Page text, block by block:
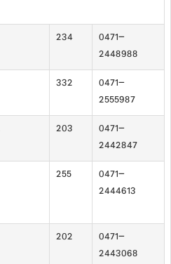
234
0471-
2448988
332
0471-
2555987
203
0471-
2442847
255
0471-
2444613
202
0471-
2443068